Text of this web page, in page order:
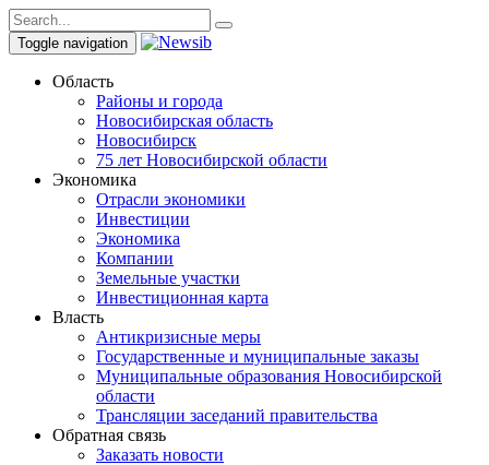
Toggle navigation
Область
Районы и города
Новосибирская область
Новосибирск
75 лет Новосибирской области
Экономика
Отрасли экономики
Инвестиции
Экономика
Компании
Земельные участки
Инвестиционная карта
Власть
Антикризисные меры
Государственные и муниципальные заказы
Муниципальные образования Новосибирской
области
Трансляции заседаний правительства
Обратная связь
Заказать новости